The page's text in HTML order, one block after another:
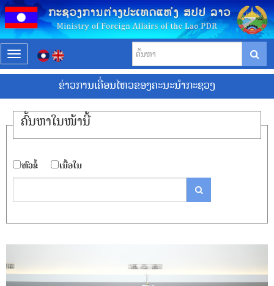
T
o
g
l
n
a
v
g
i
o
n
ຂ່າວການເຄື່ອນໄຫວຂອງຄະນະນຳກະຊວງ
ຄົ້ນ​ຫາ​ໃນ​ໜ້ານີ້
​ຫົວ​ຂໍ້ ​ເນື້ອ​ໃນ